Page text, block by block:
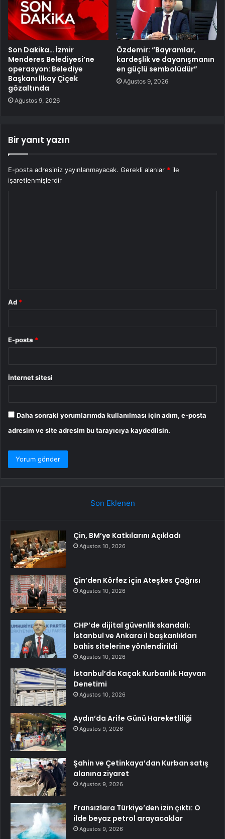
Son Dakika… İzmir
Menderes Belediyesi’ne
operasyon: Belediye
Başkanı İlkay Çiçek
gözaltında
Ağustos 9, 2026
Özdemir: “Bayramlar,
kardeşlik ve dayanışmanın
en güçlü sembolüdür”
Ağustos 9, 2026
Bir yanıt yazın
E-posta adresiniz yayınlanmayacak. Gerekli alanlar * ile
işaretlenmişlerdir
Ad *
E-posta *
İnternet sitesi
Daha sonraki yorumlarımda kullanılması için adım, e-posta
adresim ve site adresim bu tarayıcıya kaydedilsin.
Son Eklenen
Çin, BM’ye Katkılarını Açıkladı
Ağustos 10, 2026
Çin’den Körfez için Ateşkes Çağrısı
Ağustos 10, 2026
CHP’de dijital güvenlik skandalı:
İstanbul ve Ankara il başkanlıkları
bahis sitelerine yönlendirildi
Ağustos 10, 2026
İstanbul’da Kaçak Kurbanlık Hayvan
Denetimi
Ağustos 10, 2026
Aydın’da Arife Günü Hareketliliği
Ağustos 9, 2026
Şahin ve Çetinkaya’dan Kurban satış
alanına ziyaret
Ağustos 9, 2026
Fransızlara Türkiye’den izin çıktı: O
ilde beyaz petrol arayacaklar
Ağustos 9, 2026